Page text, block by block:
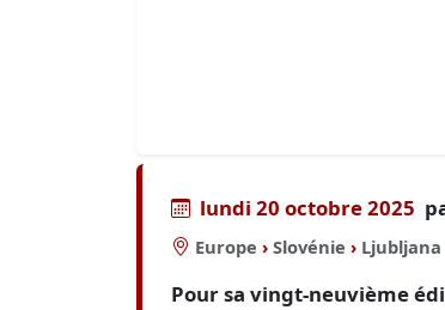
lundi 20 octobre 2025
Europe › Slovénie › Ljubljana
Pour sa vingt-neuvième